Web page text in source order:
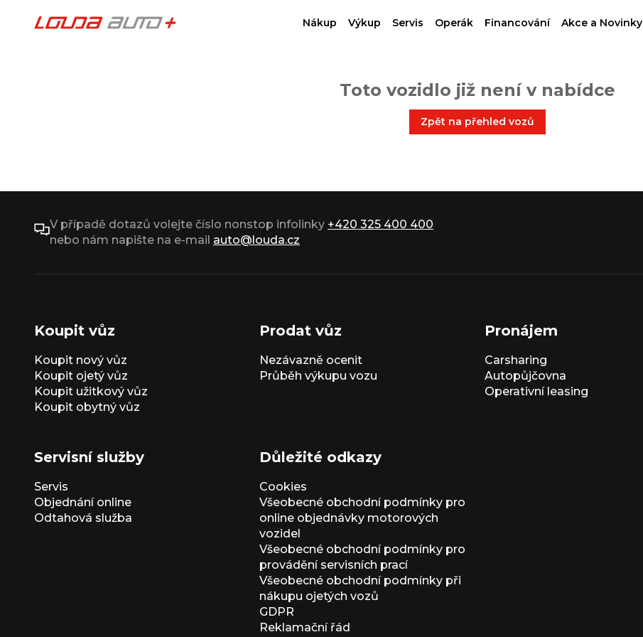
Nákup Výkup Servis Operák Financování Akce a Novinky
Toto vozidlo již není v nabídce
Zpět na přehled vozů
V případě dotazů volejte číslo nonstop infolinky +420 325 400 400
nebo nám napište na e-mail auto@louda.cz
Koupit vůz
Koupit nový vůz
Koupit ojetý vůz
Koupit užitkový vůz
Koupit obytný vůz
Prodat vůz
Nezávazně ocenit
Průběh výkupu vozu
Pronájem
Carsharing
Autopůjčovna
Operativní leasing
Servisní služby
Servis
Objednání online
Odtahová služba
Důležité odkazy
Cookies
Všeobecné obchodní podmínky pro
online objednávky motorových
vozidel
Všeobecné obchodní podmínky pro
provádění servisních prací
Všeobecné obchodní podmínky při
nákupu ojetých vozů
GDPR
Reklamační řád